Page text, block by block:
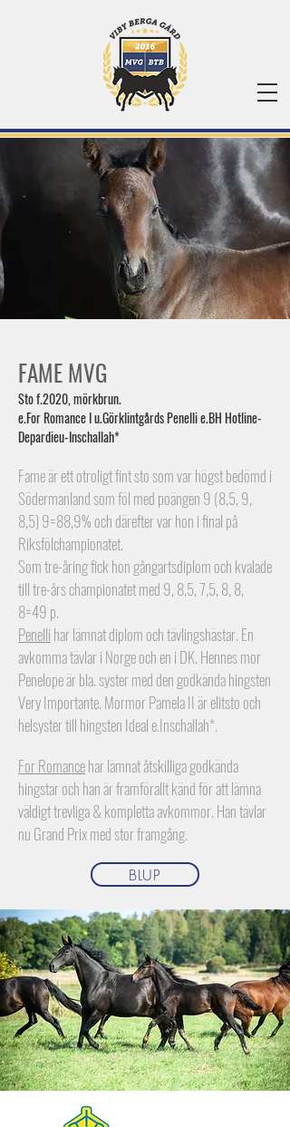
FAME MVG
Sto f.2020, mörkbrun.
e.For Romance I u.Görklintgårds Penellie.BH Hotline-
Depardieu-Inschallah*
Fame är ett otroligt fint sto som var högst bedömd i
Södermanland som föl med poängen 9 (8,5, 9,
8,5) 9=88,9% och därefter var hon i final på
Riksfölchampionatet.
Som tre-åring fick hon gångartsdiplom och kvalade
till tre-års championatet med 9, 8,5, 7,5, 8, 8,
8=49 p.
Penelli har lämnat diplom och tävlingshästar. En
avkomma tävlar i Norge och en i DK. Hennes mor
Penelope är bla. syster med den godkända hingsten
Very Importante. Mormor Pamela II är elitsto och
helsyster till hingsten Ideal e.Inschallah*.
For Romancehar lämnat åtskilliga godkända
hingstar och han är framförallt känd för att lämna
väldigt trevliga & kompletta avkommor. Han tävlar
nu Grand Prix med stor framgång.
BLUP